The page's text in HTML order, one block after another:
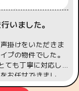
いました。
掛けをいただきま
プの物件でした。
ても丁寧に対応し
お任せできまし
をいただき誠にあ